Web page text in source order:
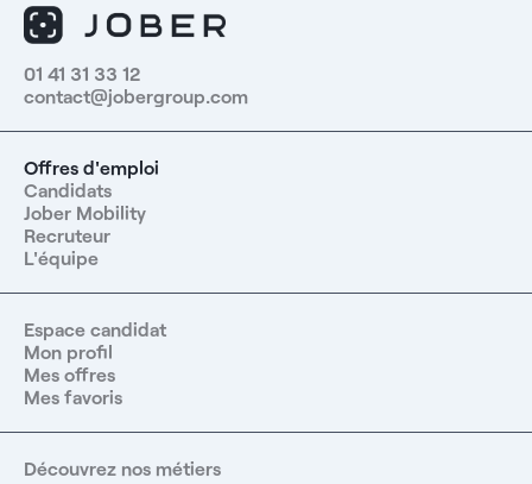
01 41 31 33 12
contact@jobergroup.com
Offres d'emploi
Candidats
Jober Mobility
Recruteur
L'équipe
Espace candidat
Mon profil
Mes offres
Mes favoris
Découvrez nos métiers